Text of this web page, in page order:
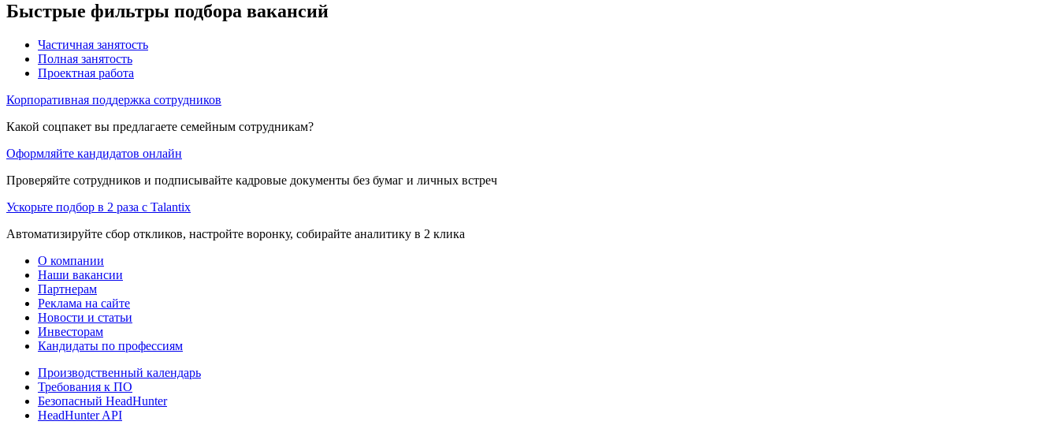
Быстрые фильтры подбора вакансий
Частичная занятость
Полная занятость
Проектная работа
Корпоративная поддержка сотрудников
Какой соцпакет вы предлагаете семейным сотрудникам?
Оформляйте кандидатов онлайн
Проверяйте сотрудников и подписывайте кадровые документы без бумаг и личных встреч
Ускорьте подбор в 2 раза с Talantix
Автоматизируйте сбор откликов, настройте воронку, собирайте аналитику в 2 клика
О компании
Наши вакансии
Партнерам
Реклама на сайте
Новости и статьи
Инвесторам
Кандидаты по профессиям
Производственный календарь
Требования к ПО
Безопасный HeadHunter
HeadHunter API